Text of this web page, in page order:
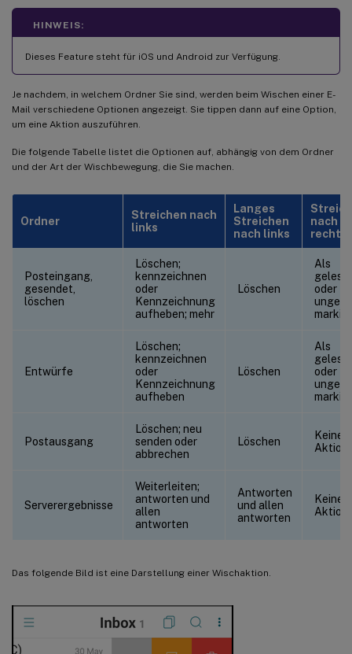
HINWEIS:
Dieses Feature steht für iOS und Android zur Verfügung.
Je nachdem, in welchem Ordner Sie sind, werden beim Wischen einer E-
Mail verschiedene Optionen angezeigt. Sie tippen dann auf eine Option,
um eine Aktion auszuführen.
Die folgende Tabelle listet die Optionen auf, abhängig von dem Ordner
und der Art der Wischbewegung, die Sie machen.
Ordner
Streichen nach
links
Langes
Streichen
nach links
nach
rechts
Posteingang,
gesendet,
löschen
Löschen;
kennzeichnen
oder
Kennzeichnung
aufheben; mehr
Löschen
Als
oder
Entwürfe
Löschen;
kennzeichnen
oder
Kennzeichnung
aufheben
Löschen
Als
oder
Postausgang
Löschen; neu
senden oder
abbrechen
Löschen
Keine
Aktion
Serverergebnisse
Weiterleiten;
antworten und
allen
antworten
Antworten
und allen
antworten
Keine
Aktion
Das folgende Bild ist eine Darstellung einer Wischaktion.